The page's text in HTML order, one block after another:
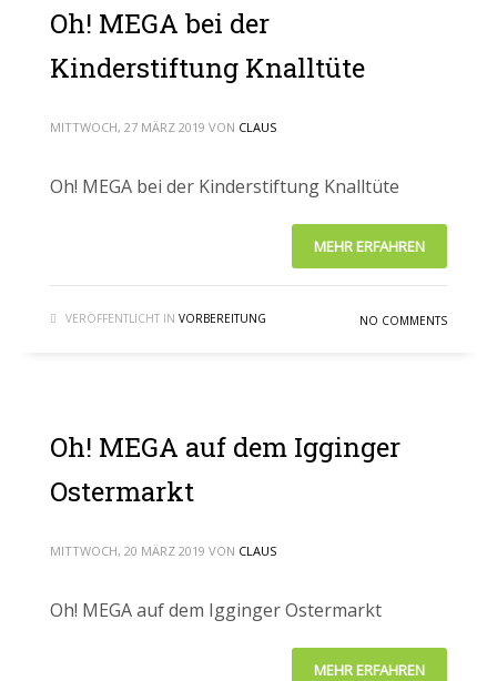
Oh! MEGA bei der
Kinderstiftung Knalltüte
MITTWOCH, 27 MÄRZ 2019 VON CLAUS
Oh! MEGA bei der Kinderstiftung Knalltüte
MEHR ERFAHREN
VERÖFFENTLICHT IN VORBEREITUNG NO COMMENTS
Oh! MEGA auf dem Igginger
Ostermarkt
MITTWOCH, 20 MÄRZ 2019 VON CLAUS
Oh! MEGA auf dem Igginger Ostermarkt
MEHR ERFAHREN